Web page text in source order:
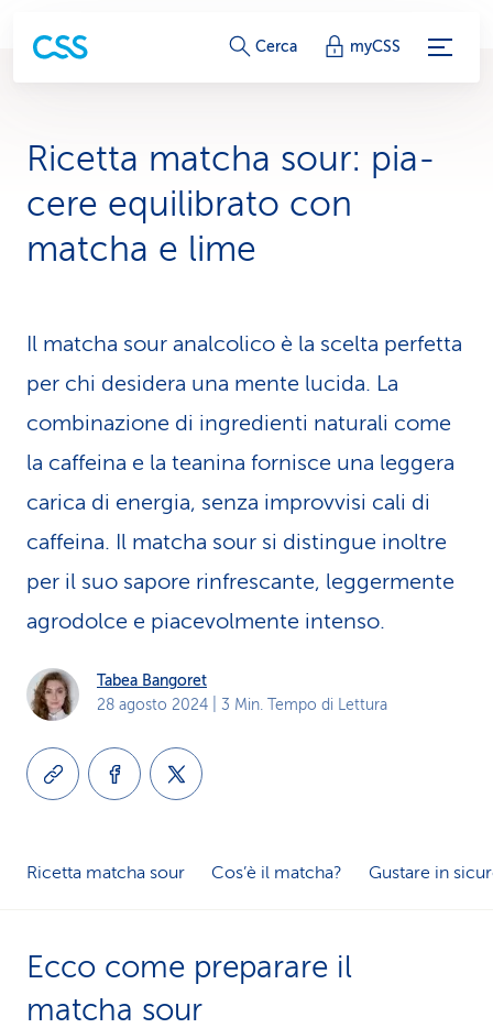
c
l
e
g
m
e
n
d
i
e
z
o
Cerca myCSS
Ricetta matcha sour: pia­
cere equilibrato con
matcha e lime
Il matcha sour analcolico è la scelta perfetta
per chi desidera una mente lucida. La
combinazione di ingredienti naturali come
la caffeina e la teanina fornisce una leggera
carica di energia, senza improvvisi cali di
caffeina. Il matcha sour si distingue inoltre
per il suo sapore rinfrescante, leggermente
agrodolce e piacevolmente intenso.
Tabea Bangoret
28 agosto 2024 | 3 Min. Tempo di Lettura
Ricetta matcha sour Cos’è il matcha? Gustare in
Ecco come preparare il
matcha sour